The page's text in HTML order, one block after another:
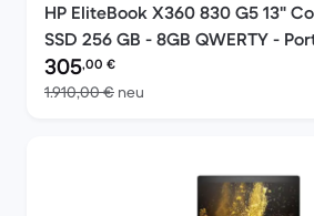
HP EliteBook X360 830 G5 13"
SSD 256 GB - 8GB QWERTY -
Preis des erneuerten Produkts:
305,00 €
1.910,00 € neu